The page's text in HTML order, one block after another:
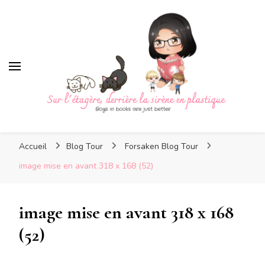
Sur l'étagère, derrière la
sirène en plastique
sirène en plastique
Accueil Blog Tour
Forsaken Blog Tour
image mise en avant 318 x 168 (52)
image mise en avant 318 x 168
(52)